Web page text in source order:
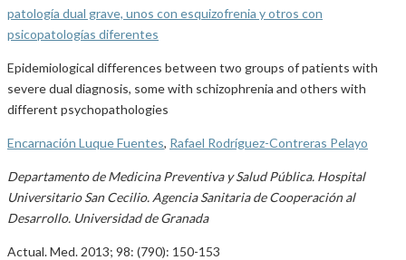
patología dual grave, unos con esquizofrenia y otros con
psicopatologías diferentes
Epidemiological differences between two groups of patients with
severe dual diagnosis, some with schizophrenia and others with
different psychopathologies
Encarnación Luque Fuentes, Rafael Rodríguez-Contreras Pelayo
Departamento de Medicina Preventiva y Salud Pública. Hospital
Universitario San Cecilio. Agencia Sanitaria de Cooperación al
Desarrollo. Universidad de Granada
Actual. Med. 2013; 98: (790): 150-153